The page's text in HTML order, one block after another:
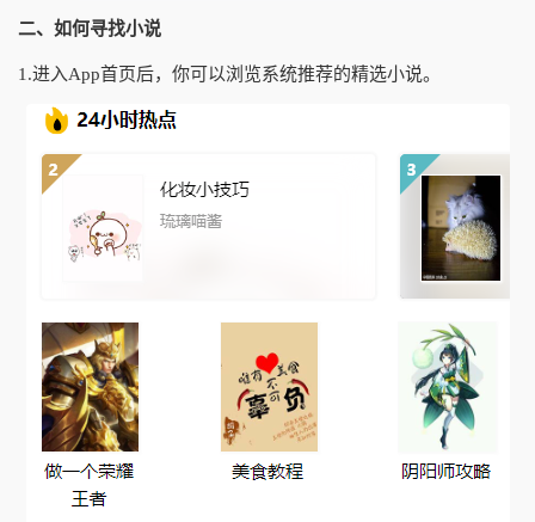
二、如何寻找小说
1.进入App首页后，你可以浏览系统推荐的精选小说。